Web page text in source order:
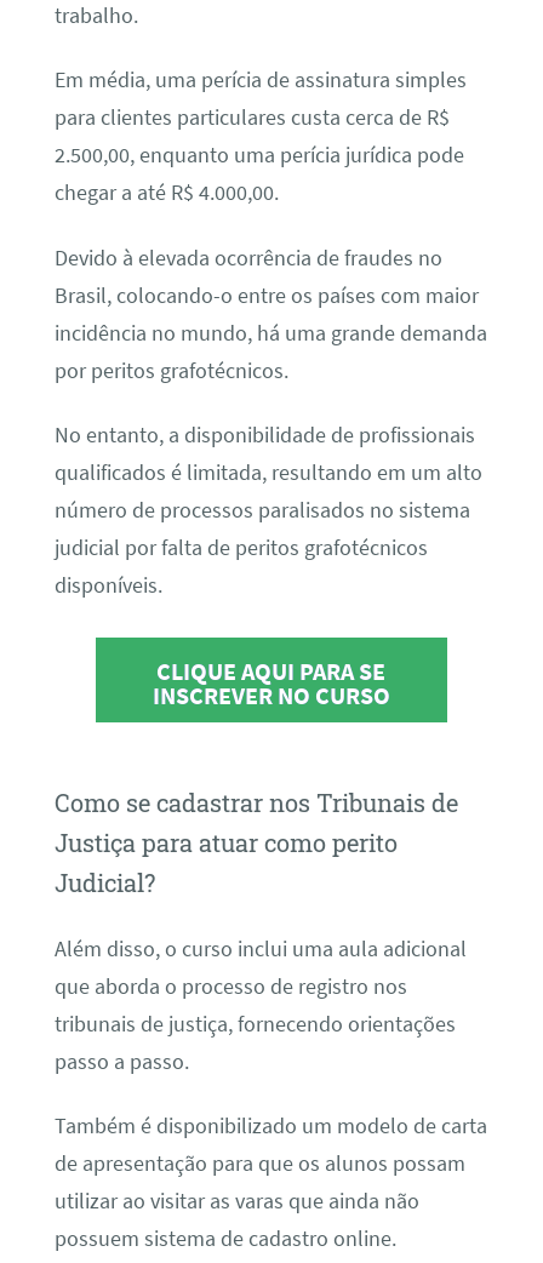
trabalho.
Em média, uma perícia de assinatura simples
para clientes particulares custa cerca de R$
2.500,00, enquanto uma perícia jurídica pode
chegar a até R$ 4.000,00.
Devido à elevada ocorrência de fraudes no
Brasil, colocando-o entre os países com maior
incidência no mundo, há uma grande demanda
por peritos grafotécnicos.
No entanto, a disponibilidade de profissionais
qualificados é limitada, resultando em um alto
número de processos paralisados no sistema
judicial por falta de peritos grafotécnicos
disponíveis.
CLIQUE AQUI PARA SE
INSCREVER NO CURSO
Como se cadastrar nos Tribunais de
Justiça para atuar como perito
Judicial?
Além disso, o curso inclui uma aula adicional
que aborda o processo de registro nos
tribunais de justiça, fornecendo orientações
passo a passo.
Também é disponibilizado um modelo de carta
de apresentação para que os alunos possam
utilizar ao visitar as varas que ainda não
possuem sistema de cadastro online.